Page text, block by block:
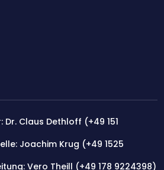
Dr. Claus Dethloff (+49 151
Joachim Krug (+49 1525
Vero Theill (‭+49 178 9224398‬)